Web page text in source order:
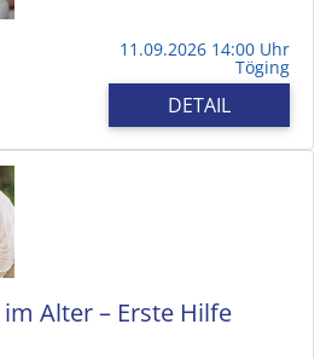
11.09.2026 14:00 Uhr
Töging
DETAIL
Alter – Erste Hilfe